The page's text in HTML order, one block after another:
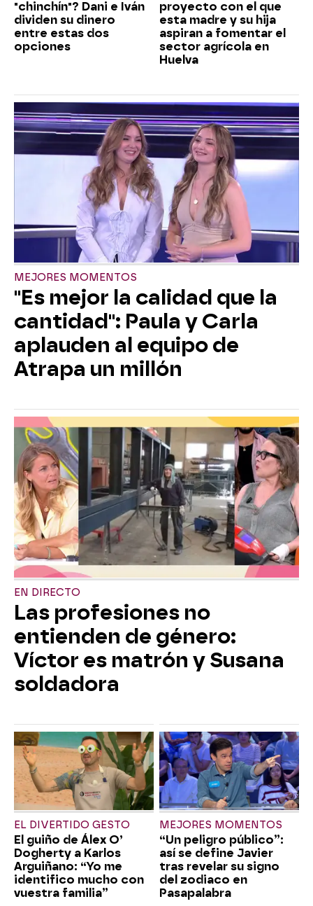
"chinchín"? Dani e Iván
dividen su dinero
entre estas dos
opciones
proyecto con el que
esta madre y su hija
aspiran a fomentar el
sector agrícola en
Huelva
MEJORES MOMENTOS
"Es mejor la calidad que la
cantidad": Paula y Carla
aplauden al equipo de
Atrapa un millón
EN DIRECTO
Las profesiones no
entienden de género:
Víctor es matrón y Susana
soldadora
EL DIVERTIDO GESTO
El guiño de Álex O’
Dogherty a Karlos
Arguiñano: “Yo me
identifico mucho con
vuestra familia”
MEJORES MOMENTOS
“Un peligro público”:
así se define Javier
tras revelar su signo
del zodiaco en
Pasapalabra